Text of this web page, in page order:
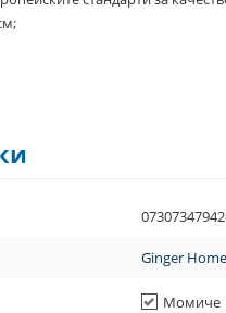
Ginger Home
Момиче